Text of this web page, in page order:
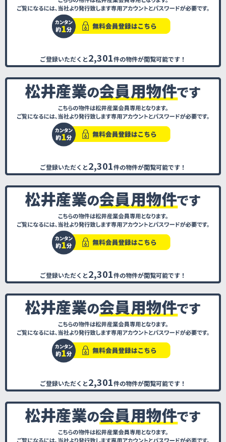
ご登録いただくと2,301件の物件が閲覧可能です！
ご登録いただくと2,301件の物件が閲覧可能です！
ご登録いただくと2,301件の物件が閲覧可能です！
ご登録いただくと2,301件の物件が閲覧可能です！